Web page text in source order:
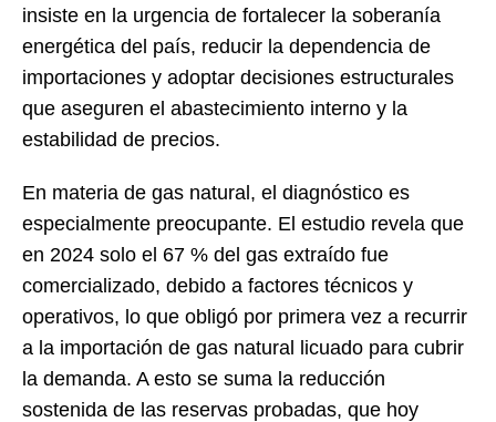
insiste en la urgencia de fortalecer la soberanía
energética del país, reducir la dependencia de
importaciones y adoptar decisiones estructurales
que aseguren el abastecimiento interno y la
estabilidad de precios.
En materia de gas natural, el diagnóstico es
especialmente preocupante. El estudio revela que
en 2024 solo el 67 % del gas extraído fue
comercializado, debido a factores técnicos y
operativos, lo que obligó por primera vez a recurrir
a la importación de gas natural licuado para cubrir
la demanda. A esto se suma la reducción
sostenida de las reservas probadas, que hoy